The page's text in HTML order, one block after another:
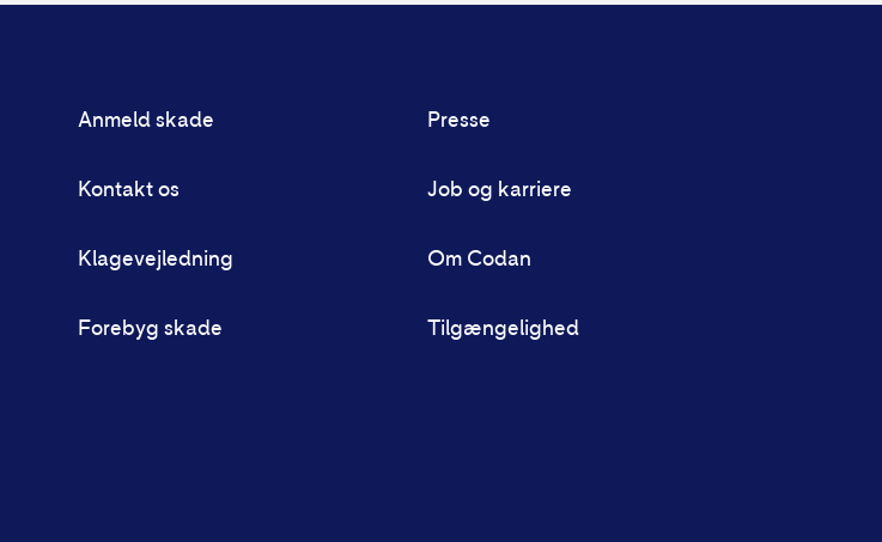
Anmeld skade
Kontakt os
Klagevejledning
Forebyg skade
Presse
Job og karriere
Om Codan
Tilgængelighed